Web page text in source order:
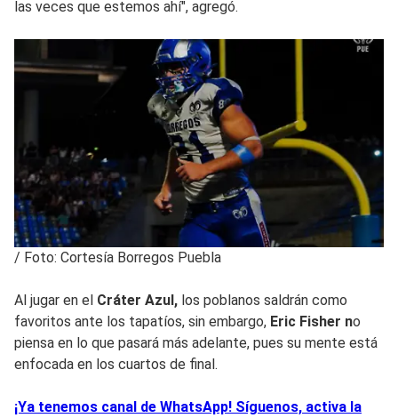
las veces que estemos ahí", agregó.
/ Foto: Cortesía Borregos Puebla
Al jugar en el Cráter Azul, los poblanos saldrán como
favoritos ante los tapatíos, sin embargo, Eric Fisher no
piensa en lo que pasará más adelante, pues su mente está
enfocada en los cuartos de final.
¡Ya tenemos canal de WhatsApp! Síguenos, activa la